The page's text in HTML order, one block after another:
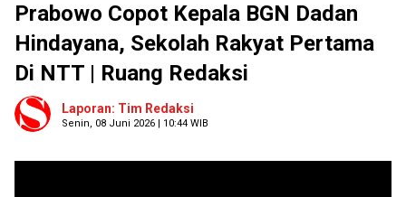
Prabowo Copot Kepala BGN Dadan
Hindayana, Sekolah Rakyat Pertama
Di NTT | Ruang Redaksi
Laporan: Tim Redaksi
Senin, 08 Juni 2026 | 10:44 WIB